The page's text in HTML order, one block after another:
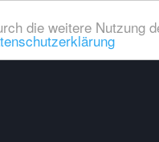
die weitere Nutzung